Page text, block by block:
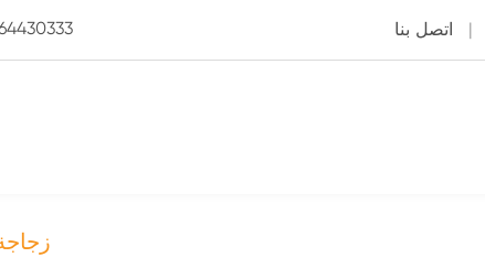
اتصل بنا |